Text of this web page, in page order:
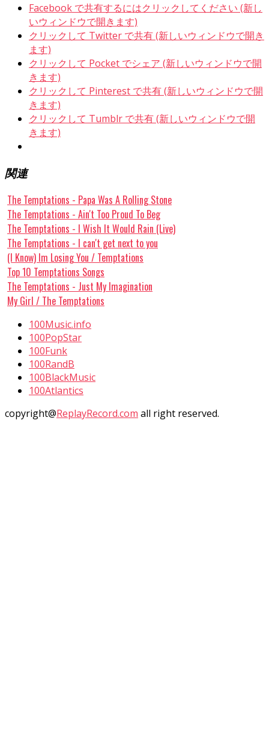
Facebook で共有するにはクリックしてください (新し
いウィンドウで開きます)
クリックして Twitter で共有 (新しいウィンドウで開き
ます)
クリックして Pocket でシェア (新しいウィンドウで開
きます)
クリックして Pinterest で共有 (新しいウィンドウで開
きます)
クリックして Tumblr で共有 (新しいウィンドウで開
きます)
関連
The Temptations - Papa Was A Rolling Stone
The Temptations - Ain't Too Proud To Beg
The Temptations - I Wish It Would Rain (Live)
The Temptations - I can't get next to you
(I Know) Im Losing You / Temptations
Top 10 Temptations Songs
The Temptations - Just My Imagination
My Girl / The Temptations
100Music.info
100PopStar
100Funk
100RandB
100BlackMusic
100Atlantics
copyright@ReplayRecord.com all right reserved.